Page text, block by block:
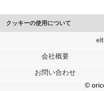
クッキーの使用について
このサイトでは Cookie を使用して
行っています。
メディアや広告配信、データ解析の
各パートナーは、この情報とユー
ユーザーが各パートナーのサービ
会社概要
お問い合わせ
©